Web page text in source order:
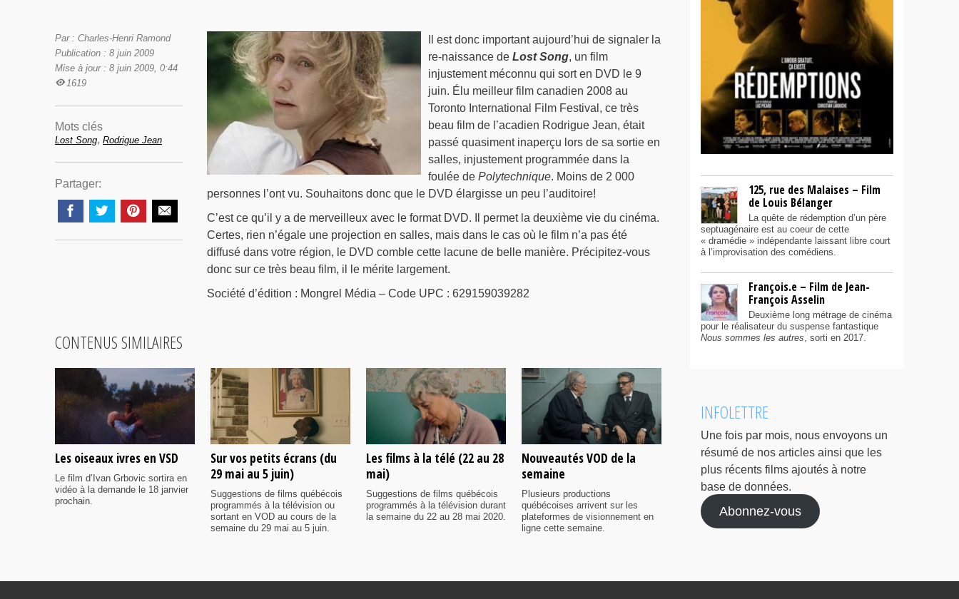
Il est donc important aujourd’hui de signaler la
re-naissance de Lost Song, un film
injustement méconnu qui sort en DVD le 9
juin. Élu meilleur film canadien 2008 au
Toronto International Film Festival, ce très
beau film de l’acadien Rodrigue Jean, était
passé quasiment inaperçu lors de sa sortie en
salles, injustement programmée dans la
foulée de Polytechnique. Moins de 2 000
personnes l’ont vu. Souhaitons donc que le DVD élargisse un peu l’auditoire!
C’est ce qu’il y a de merveilleux avec le format DVD. Il permet la deuxième vie du cinéma.
Certes, rien n’égale une projection en salles, mais dans le cas où le film n’a pas été
diffusé dans votre région, le DVD comble cette lacune de belle manière. Précipitez-vous
donc sur ce très beau film, il le mérite largement.
Société d’édition : Mongrel Média – Code UPC : 629159039282
Par : Charles-Henri Ramond
Publication : 8 juin 2009
Mise à jour : 8 juin 2009, 0:44
1619
Mots clés
Lost Song, Rodrigue Jean
Partager:
CONTENUS SIMILAIRES
Les oiseaux ivres en VSD
Le film d’Ivan Grbovic sortira en
vidéo à la demande le 18 janvier
prochain.
Sur vos petits écrans (du
29 mai au 5 juin)
Suggestions de films québécois
programmés à la télévision ou
sortant en VOD au cours de la
semaine du 29 mai au 5 juin.
Les films à la télé (22 au 28
mai)
Suggestions de films québécois
programmés à la télévision durant
la semaine du 22 au 28 mai 2020.
Nouveautés VOD de la
semaine
Plusieurs productions
québécoises arrivent sur les
plateformes de visionnement en
ligne cette semaine.
125, rue des Malaises – Film
de Louis Bélanger
La quête de rédemption d’un père
septuagénaire est au coeur de cette
« dramédie » indépendante laissant libre court
à l’improvisation des comédiens.
François.e – Film de Jean-
François Asselin
Deuxième long métrage de cinéma
pour le réalisateur du suspense fantastique
Nous sommes les autres, sorti en 2017.
INFOLETTRE
Une fois par mois, nous envoyons un
résumé de nos articles ainsi que les
plus récents films ajoutés à notre
base de données.
Abonnez-vous